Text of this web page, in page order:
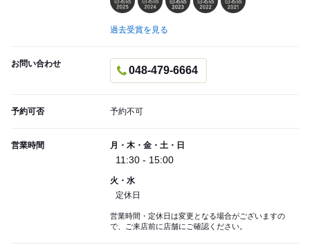
過去受賞を見る
お問い合わせ
048-479-6664
予約可否 予約不可
営業時間 月・木・金・土・日
11:30 - 15:00
火・水
定休日
営業時間・定休日は変更となる場合がございますの
で、ご来店前に店舗にご確認ください。